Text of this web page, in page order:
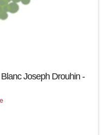
Joseph Drouhin -